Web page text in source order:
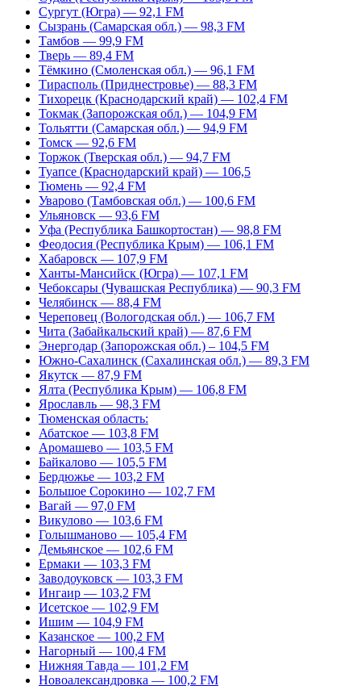
Сургут (Югра) — 92,1 FM
Сызрань (Самарская обл.) — 98,3 FM
Тамбов — 99,9 FM
Тверь — 89,4 FM
Тёмкино (Смоленская обл.) — 96,1 FM
Тирасполь (Приднестровье) — 88,3 FM
Тихорецк (Краснодарский край) — 102,4 FM
Токмак (Запорожская обл.) — 104,9 FM
Тольятти (Самарская обл.) — 94,9 FM
Томск — 92,6 FM
Торжок (Тверская обл.) — 94,7 FM
Туапсе (Краснодарский край) — 106,5
Тюмень — 92,4 FM
Уварово (Тамбовская обл.) — 100,6 FM
Ульяновск — 93,6 FM
Уфа (Республика Башкортостан) — 98,8 FM
Феодосия (Республика Крым) — 106,1 FM
Хабаровск — 107,9 FM
Ханты-Мансийск (Югра) — 107,1 FM
Чебоксары (Чувашская Республика) — 90,3 FM
Челябинск — 88,4 FM
Череповец (Вологодская обл.) — 106,7 FM
Чита (Забайкальский край) — 87,6 FM
Энергодар (Запорожская обл.) – 104,5 FM
Южно-Сахалинск (Сахалинская обл.) — 89,3 FM
Якутск — 87,9 FM
Ялта (Республика Крым) — 106,8 FM
Ярославль — 98,3 FM
Тюменская область:
Абатское — 103,8 FM
Аромашево — 103,5 FM
Байкалово — 105,5 FM
Бердюжье — 103,2 FM
Большое Сорокино — 102,7 FM
Вагай — 97,0 FM
Викулово — 103,6 FM
Голышманово — 105,4 FM
Демьянское — 102,6 FM
Ермаки — 103,3 FM
Заводоуковск — 103,3 FM
Ингаир — 103,2 FM
Исетское — 102,9 FM
Ишим — 104,9 FM
Казанское — 100,2 FM
Нагорный — 100,4 FM
Нижняя Тавда — 101,2 FM
Новоалександровка — 100,2 FM